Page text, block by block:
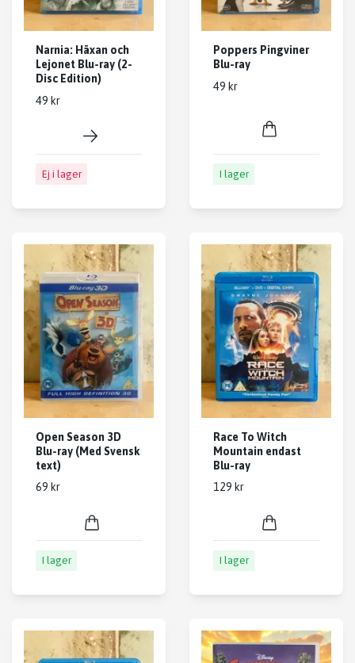
Narnia: Häxan och
Lejonet Blu-ray (2-
Disc Edition)
49 kr
Ej i lager
Poppers Pingviner
Blu-ray
49 kr
I lager
Open Season 3D
Blu-ray (Med Svensk
text)
69 kr
I lager
Race To Witch
Mountain endast
Blu-ray
129 kr
I lager